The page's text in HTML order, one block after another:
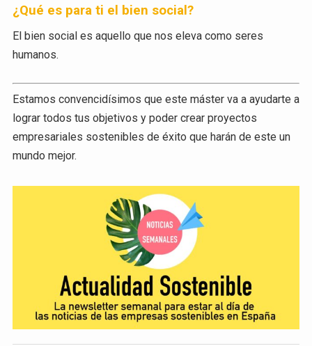
¿Qué es para ti el bien social?
El bien social es aquello que nos eleva como seres
humanos.
Estamos convencidísimos que este máster va a ayudarte a
lograr todos tus objetivos y poder crear proyectos
empresariales sostenibles de éxito que harán de este un
mundo mejor.